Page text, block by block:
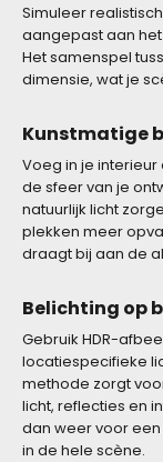
Simuleer
aangepast aan
Het samenspel
dimensie, wat je
Kunstmatige
Voeg in je
de sfeer van je
natuurlijk licht
plekken meer
draagt bij aan de
Belichting op
Gebruik HDR-
locatiespecifieke
methode zorgt
licht, reflecties en
dan weer voor
in de hele scène.